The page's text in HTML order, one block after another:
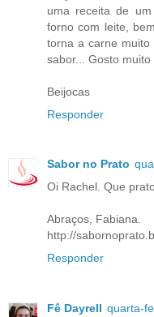
uma receita de
forno com leite,
torna a carne
sabor... Gosto muito
Beijocas
Responder
Sabor no Prato
Oi Rachel. Que
Abraços, Fabiana.
http://
Responder
Fê Dayrell quarta-